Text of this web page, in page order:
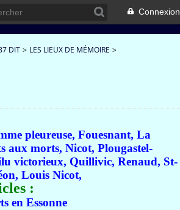
Connexion
DIT > LES LIEUX DE MÉMOIRE >
pleureuse, Fouesnant, La
aux morts, Nicot, Plougastel-
victorieux, Quillivic, Renaud, St-
Louis Nicot,
:
en Essonne